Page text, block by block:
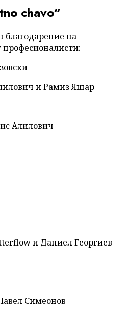
chavo“
благодарение на
и Рамиз Яшар
Алилович
и Даниел Георгиев
Симеонов